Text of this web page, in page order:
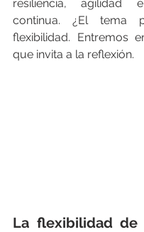
resiliencia, agilidad
continua. ¿El tema
flexibilidad. Entremos
que invita a la reflexión.
La flexibilidad de